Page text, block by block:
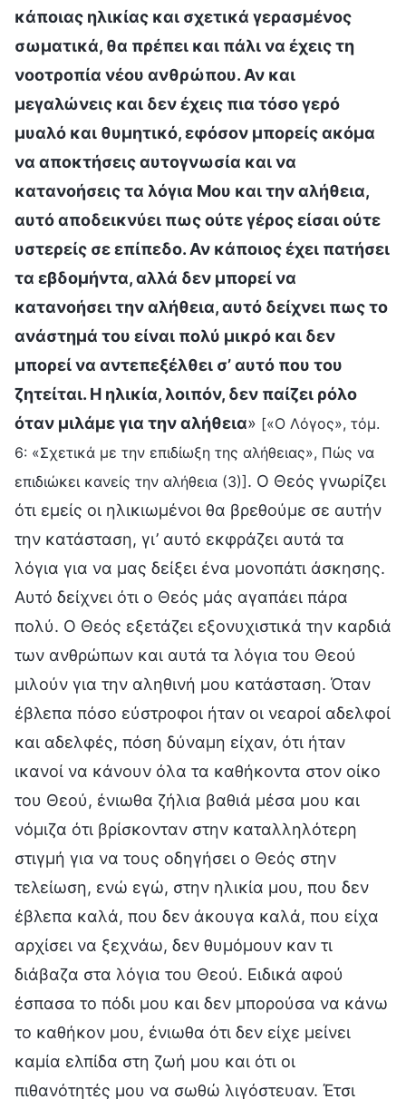
κάποιας ηλικίας και σχετικά γερασμένος
σωματικά, θα πρέπει και πάλι να έχεις τη
νοοτροπία νέου ανθρώπου. Αν και
μεγαλώνεις και δεν έχεις πια τόσο γερό
μυαλό και θυμητικό, εφόσον μπορείς ακόμα
να αποκτήσεις αυτογνωσία και να
κατανοήσεις τα λόγια Μου και την αλήθεια,
αυτό αποδεικνύει πως ούτε γέρος είσαι ούτε
υστερείς σε επίπεδο. Αν κάποιος έχει πατήσει
τα εβδομήντα, αλλά δεν μπορεί να
κατανοήσει την αλήθεια, αυτό δείχνει πως το
ανάστημά του είναι πολύ μικρό και δεν
μπορεί να αντεπεξέλθει σ’ αυτό που του
ζητείται. Η ηλικία, λοιπόν, δεν παίζει ρόλο
όταν μιλάμε για την αλήθεια» [«Ο Λόγος», τόμ.
6: «Σχετικά με την επιδίωξη της αλήθειας», Πώς να
επιδιώκει κανείς την αλήθεια (3)]. Ο Θεός γνωρίζει
ότι εμείς οι ηλικιωμένοι θα βρεθούμε σε αυτήν
την κατάσταση, γι’ αυτό εκφράζει αυτά τα
λόγια για να μας δείξει ένα μονοπάτι άσκησης.
Αυτό δείχνει ότι ο Θεός μάς αγαπάει πάρα
πολύ. Ο Θεός εξετάζει εξονυχιστικά την καρδιά
των ανθρώπων και αυτά τα λόγια του Θεού
μιλούν για την αληθινή μου κατάσταση. Όταν
έβλεπα πόσο εύστροφοι ήταν οι νεαροί αδελφοί
και αδελφές, πόση δύναμη είχαν, ότι ήταν
ικανοί να κάνουν όλα τα καθήκοντα στον οίκο
του Θεού, ένιωθα ζήλια βαθιά μέσα μου και
νόμιζα ότι βρίσκονταν στην καταλληλότερη
στιγμή για να τους οδηγήσει ο Θεός στην
τελείωση, ενώ εγώ, στην ηλικία μου, που δεν
έβλεπα καλά, που δεν άκουγα καλά, που είχα
αρχίσει να ξεχνάω, δεν θυμόμουν καν τι
διάβαζα στα λόγια του Θεού. Ειδικά αφού
έσπασα το πόδι μου και δεν μπορούσα να κάνω
το καθήκον μου, ένιωθα ότι δεν είχε μείνει
καμία ελπίδα στη ζωή μου και ότι οι
πιθανότητές μου να σωθώ λιγόστευαν. Έτσι